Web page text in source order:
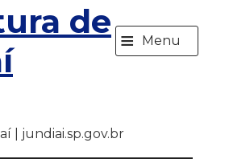
de ≡ Menu
| jundiai.sp.gov.br